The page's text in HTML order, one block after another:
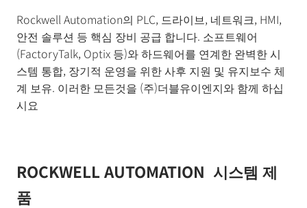
Rockwell Automation의 PLC, 드라이브, 네트워크, HMI,
안전 솔루션 등 핵심 장비 공급 합니다. 소프트웨어
(FactoryTalk, Optix 등)와 하드웨어를 연계한 완벽한 시
스템 통합, 장기적 운영을 위한 사후 지원 및 유지보수 체
계 보유. 이러한 모든것을 (주)더블유이엔지와 함께 하십
시요
ROCKWELL AUTOMATION 시스템 제
품